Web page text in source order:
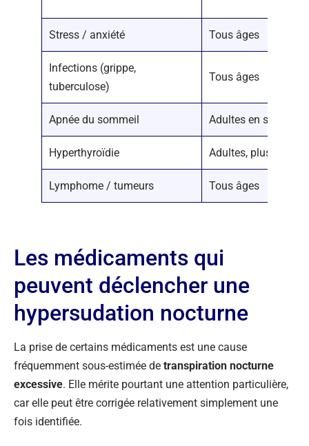
Stress / anxiété Tous âges
Infections (grippe,
tuberculose)
Tous âges
Apnée du sommeil Adultes en
Hyperthyroïdie Adultes, plus
Lymphome / tumeurs Tous âges
Les médicaments qui
peuvent déclencher une
hypersudation nocturne
La prise de certains médicaments est une cause
fréquemment sous-estimée de transpiration nocturne
excessive. Elle mérite pourtant une attention particulière,
car elle peut être corrigée relativement simplement une
fois identifiée.